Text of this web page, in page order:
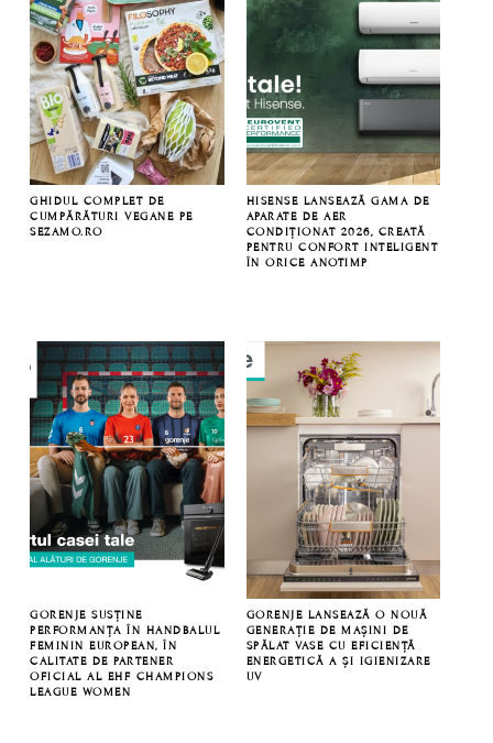
GHIDUL COMPLET DE
CUMPĂRĂTURI VEGANE PE
SEZAMO.RO
HISENSE LANSEAZĂ GAMA DE
APARATE DE AER
CONDIȚIONAT 2026, CREATĂ
PENTRU CONFORT INTELIGENT
ÎN ORICE ANOTIMP
GORENJE SUSȚINE
PERFORMANȚA ÎN HANDBALUL
FEMININ EUROPEAN, ÎN
CALITATE DE PARTENER
OFICIAL AL EHF CHAMPIONS
LEAGUE WOMEN
GORENJE LANSEAZĂ O NOUĂ
GENERAȚIE DE MAȘINI DE
SPĂLAT VASE CU EFICIENȚĂ
ENERGETICĂ A ȘI IGIENIZARE
UV